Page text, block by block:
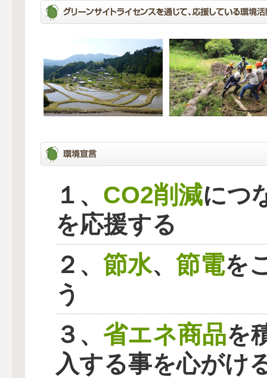
１、 CO2削減につ
を応援する
２、 節水、 節電を
う
３、 省エネ商品を
入する事を心がけ